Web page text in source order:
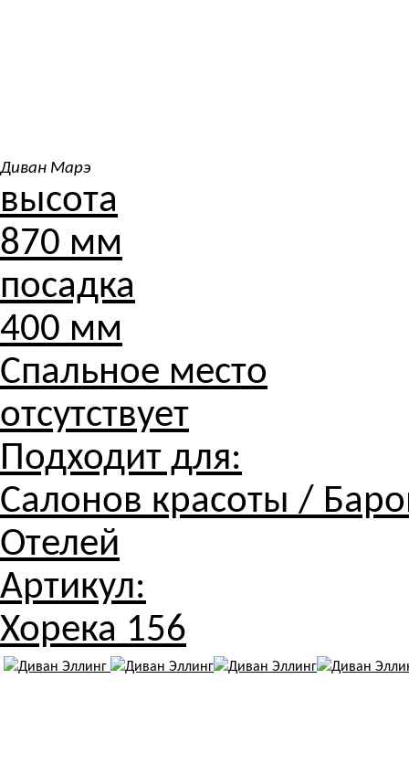
Диван Марэ
высота
870 мм
посадка
400 мм
Спальное место
отсутствует
Подходит для:
Салонов красоты /
Отелей
Артикул:
Хорека 156